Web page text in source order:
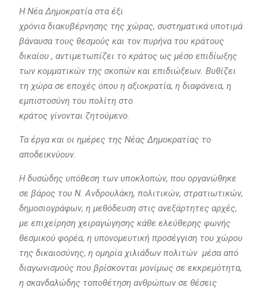
Η Νέα Δημοκρατία στα έξι
χρόνια διακυβέρνησης της χώρας, συστηματικά υποτιμά
βάναυσα τους θεσμούς και τον πυρήνα του κράτους
δικαίου , αντιμετωπίζει το κράτος ως μέσο επιδίωξης
των κομματικών της σκοπών και επιδιώξεων. Βυθίζει
τη χώρα σε εποχές όπου η αξιοκρατία, η διαφάνεια, η
εμπιστοσύνη του πολίτη στο
κράτος γίνονται ζητούμενο.
Τα έργα και οι ημέρες της Νέας Δημοκρατίας το
αποδεικνύουν.
Η δυσώδης υπόθεση των υποκλοπών, που οργανώθηκε
σε βάρος του Ν. Ανδρουλάκη, πολιτικών, στρατιωτικών,
δημοσιογράφων, η μεθόδευση στις ανεξάρτητες αρχές,
με επιχείρηση χειραγώγησης κάθε ελεύθερης φωνής
θεσμικού φορέα, η υπονομευτική προσέγγιση του χώρου
της δικαιοσύνης, η ομηρία χιλιάδων πολιτών μέσα από
διαγωνισμούς που βρίσκονται μονίμως σε εκκρεμότητα,
η σκανδαλώδης τοποθέτηση ανθρώπων σε θέσεις